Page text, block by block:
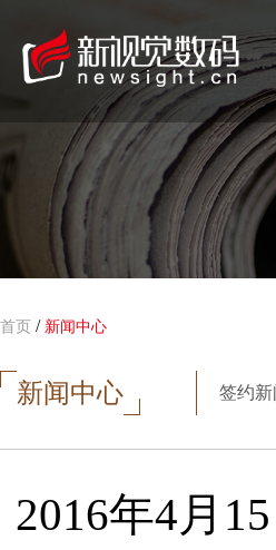
首页 / 新闻中心
新闻中心 签约新
2016年4月